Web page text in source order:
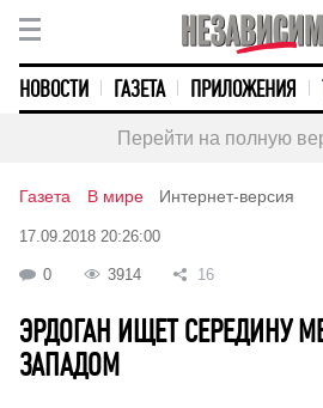
НОВОСТИ ГАЗЕТА ПРИЛОЖЕНИЯ
Перейти на полную
Газета В мире Интернет-версия
17.09.2018 20:26:00
0 3914 16
ЭРДОГАН ИЩЕТ СЕРЕДИНУ
ЗАПАДОМ